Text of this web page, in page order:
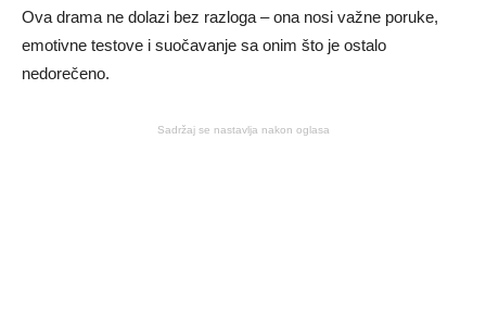
Ova drama ne dolazi bez razloga – ona nosi važne poruke,
emotivne testove i suočavanje sa onim što je ostalo
nedorečeno.
Sadržaj se nastavlja nakon oglasa